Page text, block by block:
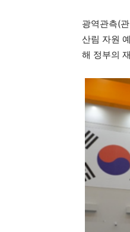
광역관측(
산림 자원
해 정부의